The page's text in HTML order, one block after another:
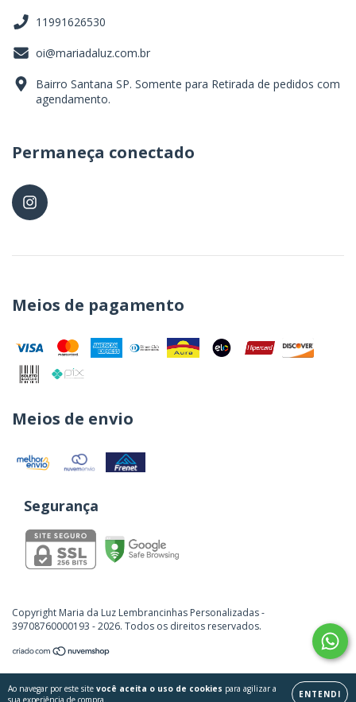
Ao navegar por este site você aceita o uso de cookies para agilizar a
sua experiência de compra.
ENTENDI
11991626530
oi@mariadaluz.com.br
Bairro Santana SP. Somente para Retirada de pedidos com
agendamento.
Permaneça conectado
Meios de pagamento
Meios de envio
Segurança
Copyright Maria da Luz Lembrancinhas Personalizadas -
39708760000193 - 2026. Todos os direitos reservados.